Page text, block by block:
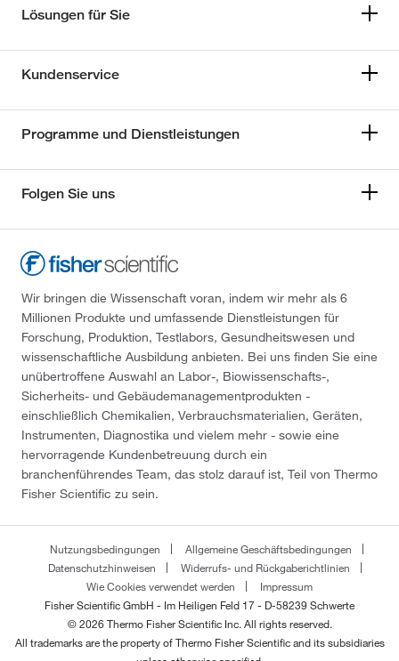
Lösungen für Sie
Kundenservice
Programme und Dienstleistungen
Folgen Sie uns
Wir bringen die Wissenschaft voran, indem wir mehr als 6
Millionen Produkte und umfassende Dienstleistungen für
Forschung, Produktion, Testlabors, Gesundheitswesen und
wissenschaftliche Ausbildung anbieten. Bei uns finden Sie eine
unübertroffene Auswahl an Labor-, Biowissenschafts-,
Sicherheits- und Gebäudemanagementprodukten -
einschließlich Chemikalien, Verbrauchsmaterialien, Geräten,
Instrumenten, Diagnostika und vielem mehr - sowie eine
hervorragende Kundenbetreuung durch ein
branchenführendes Team, das stolz darauf ist, Teil von Thermo
Fisher Scientific zu sein.
Nutzungsbedingungen
Allgemeine Geschäftsbedingungen
Datenschutzhinweisen
Widerrufs- und Rückgaberichtlinien
Wie Cookies verwendet werden
Impressum
Fisher Scientific GmbH - Im Heiligen Feld 17 - D-58239 Schwerte
© 2026 Thermo Fisher Scientific Inc. All rights reserved.
All trademarks are the property of Thermo Fisher Scientific and its subsidiaries